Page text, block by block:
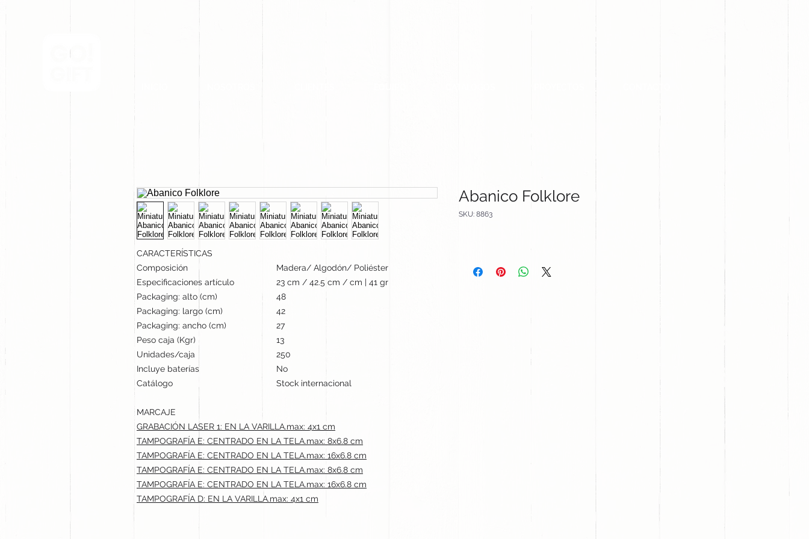
CARACTERÍSTICAS
Composición
Madera/ Algodón/ Poliéster
Especificaciones artículo
23 cm / 42.5 cm / cm | 41 gr
Packaging: alto (cm)
48
Packaging: largo (cm)
42
Packaging: ancho (cm)
27
Peso caja (Kgr)
13
Unidades/caja
250
Incluye baterías
No
Catálogo
Stock internacional
MARCAJE
GRABACIÓN LASER 1: EN LA VARILLA.max: 4x1 cm
TAMPOGRAFÍA E: CENTRADO EN LA TELA.max: 8x6.8 cm
TAMPOGRAFÍA E: CENTRADO EN LA TELA.max: 16x6.8 cm
TAMPOGRAFÍA E: CENTRADO EN LA TELA.max: 8x6.8 cm
TAMPOGRAFÍA E: CENTRADO EN LA TELA.max: 16x6.8 cm
TAMPOGRAFÍA D: EN LA VARILLA.max: 4x1 cm
Abanico Folklore
SKU: 8863